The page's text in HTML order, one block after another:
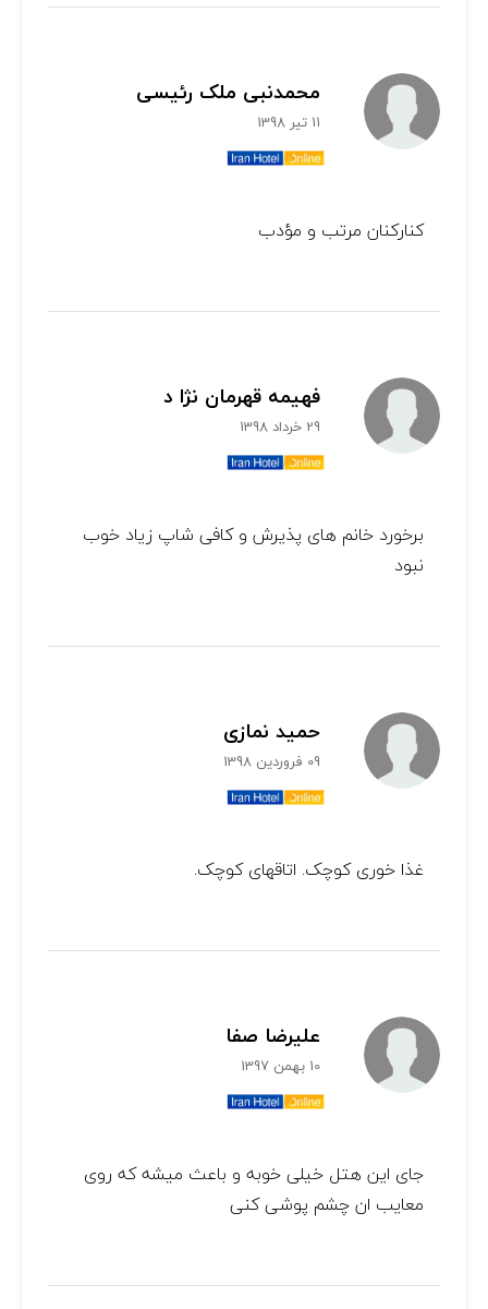
محمدنبی ملک رئیسی
11 تیر 1398
کنارکنان مرتب و مؤدب
فهیمه قهرمان نژا د
29 خرداد 1398
برخورد خانم های پذیرش و کافی شاپ زیاد خوب
نبود
حمید نمازی
09 فروردین 1398
غذا خوری کوچک. اتاقهای کوچک.
علیرضا صفا
10 بهمن 1397
جای این هتل خیلی خوبه و باعث میشه که روی
معایب ان چشم پوشی کنی